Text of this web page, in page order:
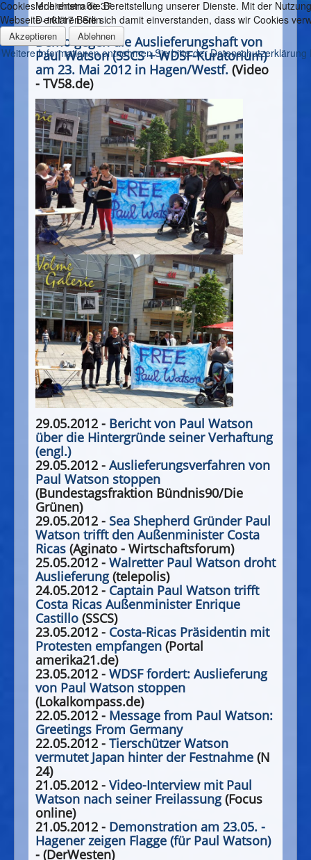
Mohrenstraße 37
D-10117 Berlin
Demo gegen die Auslieferungshaft von
Paul Watson (SSCS + WDSF-Kuratorium)
am 23. Mai 2012 in Hagen/Westf. (Video
- TV58.de)
29.05.2012 - Bericht von Paul Watson
über die Hintergründe seiner Verhaftung
(engl.)
29.05.2012 - Auslieferungsverfahren von
Paul Watson stoppen
(Bundestagsfraktion Bündnis90/Die
Grünen)
29.05.2012 - Sea Shepherd Gründer Paul
Watson trifft den Außenminister Costa
Ricas (Aginato - Wirtschaftsforum)
25.05.2012 - Walretter Paul Watson droht
Auslieferung(telepolis)
24.05.2012 - Captain Paul Watson trifft
Costa Ricas Außenminister Enrique
Castillo (SSCS)
23.05.2012 - Costa-Ricas Präsidentin mit
Protesten empfangen (Portal
amerika21.de)
23.05.2012 - WDSF fordert: Auslieferung
von Paul Watson stoppen
(Lokalkompass.de)
22.05.2012 - Message from Paul Watson:
Greetings From Germany
22.05.2012 - Tierschützer Watson
vermutet Japan hinter der Festnahme (N
24)
21.05.2012 - Video-Interview mit Paul
Watson nach seiner Freilassung(Focus
online)
21.05.2012 - Demonstration am 23.05. -
Hagener zeigen Flagge (für Paul Watson)
- (DerWesten)
Cookies erleichtern die Bereitstellung unserer Dienste. Mit der
Webseite erklären Sie sich damit einverstanden, dass wir Cookies
Akzeptieren Ablehnen
Weitere Informationen entnehmen Sie bitte der Datenschutzerklärung